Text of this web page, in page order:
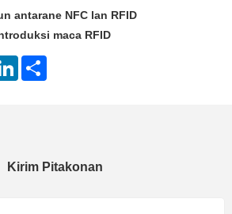
antarane NFC lan RFID
maca RFID
LinkedIn
Kirim Pitakonan